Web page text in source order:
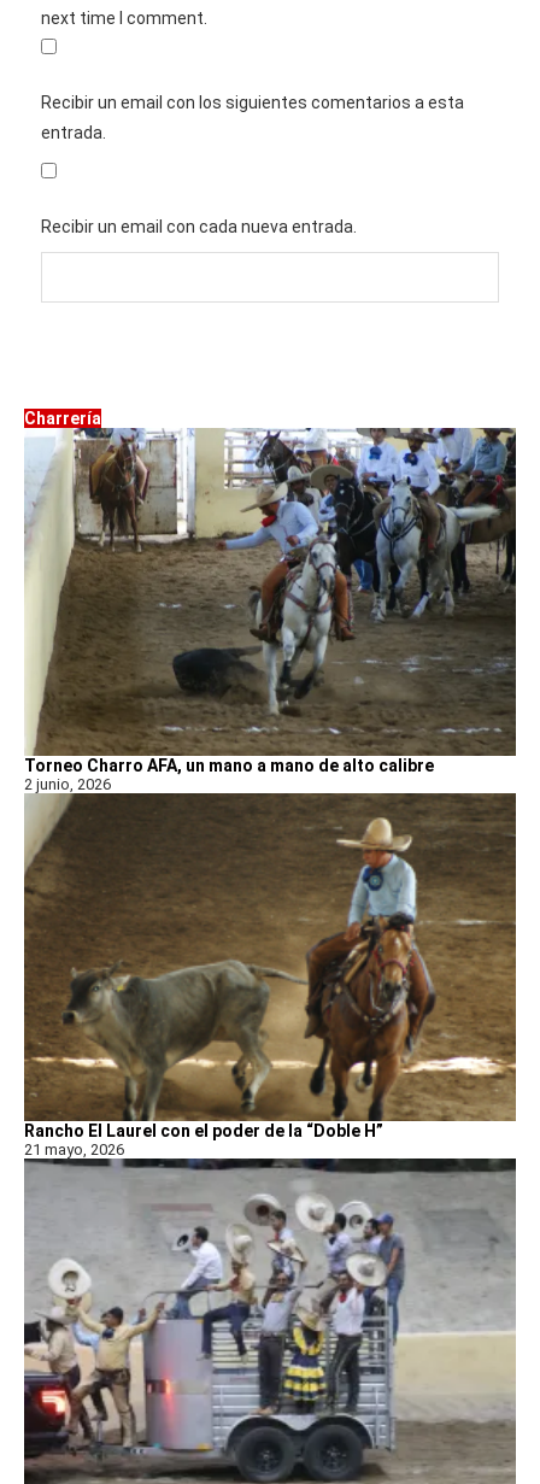
next time I comment.
Recibir un email con los siguientes comentarios a esta
entrada.
Recibir un email con cada nueva entrada.
Charrería
Torneo Charro AFA, un mano a mano de alto calibre
2 junio, 2026
Rancho El Laurel con el poder de la “Doble H”
21 mayo, 2026